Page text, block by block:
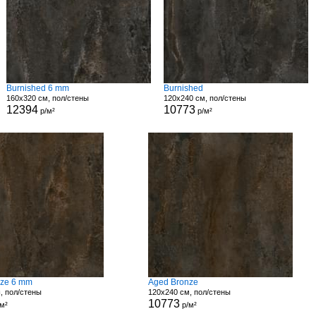
Burnished 6 mm
160x320 см, пол/стены
12394р/м²
Burnished
120x240 см, пол/стены
10773 р/м²
6 mm
пол/стены
Aged Bronze
120x240 см, пол/стены
10773р/м²